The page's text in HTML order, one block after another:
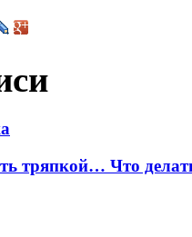
тряпкой… Что